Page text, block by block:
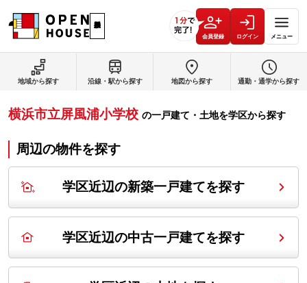
会員登録 ログイン メニュー
地域から探す 沿線・駅から探す 地図から探す 通勤・通学から探す
横浜市立屏風浦小学校 の一戸建て・土地を学区から探す
周辺の物件を探す
学区近辺の新築一戸建てを探す
学区近辺の中古一戸建てを探す